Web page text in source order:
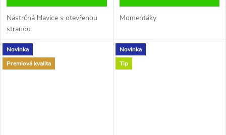
Nástrčná hlavice s otevřenou
stranou
Momenťáky
Novinka
Premiová kvalita
Novinka
Tip